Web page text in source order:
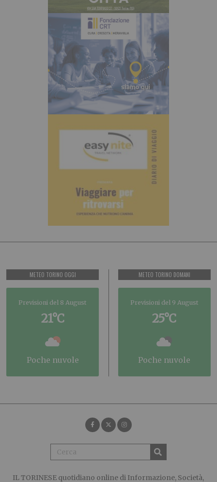
METEO TORINO OGGI
Previsioni del 8 August
21°C
poche nuvole
METEO TORINO DOMANI
Previsioni del 9 August
25°C
poche nuvole
IL TORINESE quotidiano online di Informazione, Società,